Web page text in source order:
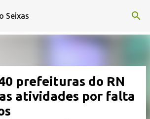
para o conteúdo principal
Seixas
prefeituras do RN
atividades por falta